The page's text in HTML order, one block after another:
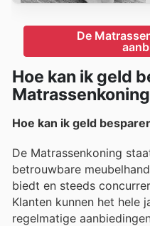
De
Hoe kan ik geld
Hoe kan ik geld
De Matrassenkoning
betrouwbare
biedt en steeds
Klanten kunnen het hele
regelmatige